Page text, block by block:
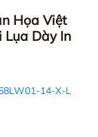
Họa Việt
Lụa Dày In
14-X-L